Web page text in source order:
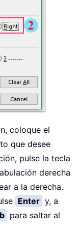
coloque el
que desee
pulse la tecla
derecha
a la derecha.
Enter y, a
para saltar al